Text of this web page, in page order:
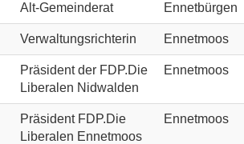
Alt-Gemeinderat Ennetbürgen
Verwaltungsrichterin Ennetmoos
Präsident der FDP.Die
Liberalen Nidwalden
Ennetmoos
Präsident FDP.Die
Liberalen Ennetmoos
Ennetmoos